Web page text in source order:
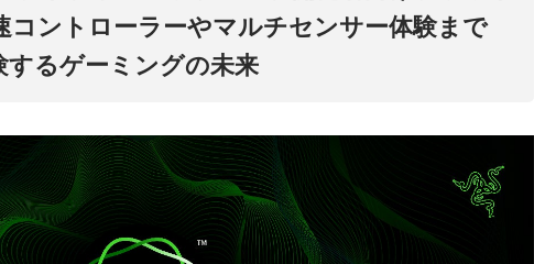
コントローラーやマルチセンサー体験まで
るゲーミングの未来